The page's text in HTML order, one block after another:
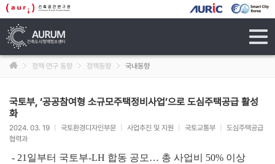
정책·연구 동향 정책동향 국내동향
국토부, ‘공공참여형 소규모주택정비사업’으로 도심주택공급 활성
화
2024. 03. 19 국토환경디자인부문 사업추진 및 지원 국토교통부
도심주택공급
협력과
- 21일부터 국토부-LH 합동 공모… 총 사업비 50% 이상